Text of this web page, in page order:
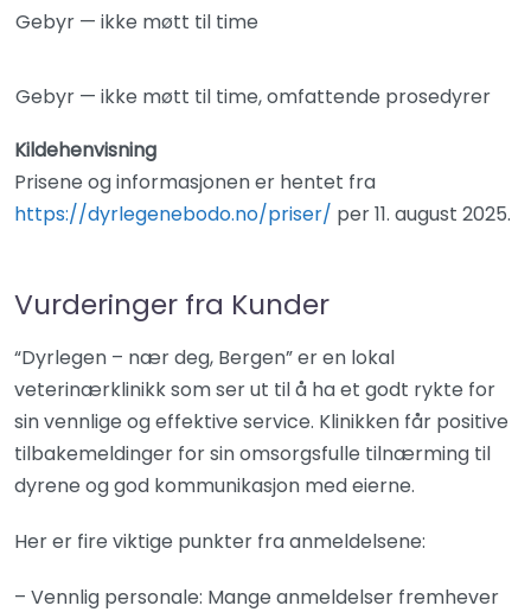
Gebyr — ikke møtt til time
Gebyr — ikke møtt til time, omfattende prosedyrer
Kildehenvisning
Prisene og informasjonen er hentet fra
https://dyrlegenebodo.no/priser/ per 11. august 2025.
Vurderinger fra Kunder
“Dyrlegen – nær deg, Bergen” er en lokal
veterinærklinikk som ser ut til å ha et godt rykte for
sin vennlige og effektive service. Klinikken får positive
tilbakemeldinger for sin omsorgsfulle tilnærming til
dyrene og god kommunikasjon med eierne.
Her er fire viktige punkter fra anmeldelsene:
– Vennlig personale: Mange anmeldelser fremhever